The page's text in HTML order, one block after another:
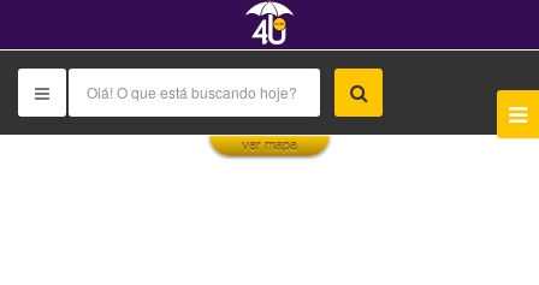
ver mapa